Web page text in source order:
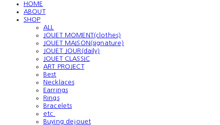
HOME
ABOUT
SHOP
ALL
JOUET MOMENT(clothes)
JOUET MAISON(signature)
JOUET JOUR(daily)
JOUET CLASSIC
ART PROJECT
Best
Necklaces
Earrings
Rings
Bracelets
etc.
Buying dejouet